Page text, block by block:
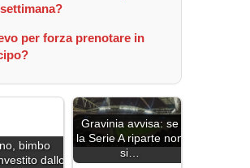
per forza prenotare in
bimbo
dallo
Gravinia avvisa: se
la Serie A riparte non
si…